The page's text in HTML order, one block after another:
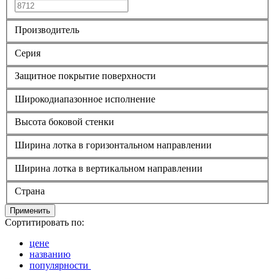
Производитель
Серия
Защитное покрытие поверхности
Широкодиапазонное исполнение
Высота боковой стенки
Ширина лотка в горизонтальном направлении
Ширина лотка в вертикальном направлении
Страна
Применить
Сортитировать по:
цене
названию
популярности